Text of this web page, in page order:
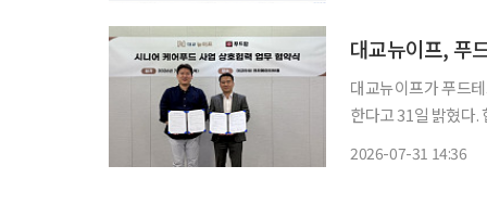
대교뉴이프, 푸
대교뉴이프가 푸드
한다고 31일 밝혔다. 협약식은 전날 서울 관악구 대교타워에서 열렸다. 김경호 대교뉴이프 대
2026-07-31 14:36